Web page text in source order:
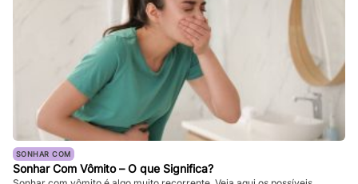
SONHAR COM
Sonhar Com Vômito – O que Significa?